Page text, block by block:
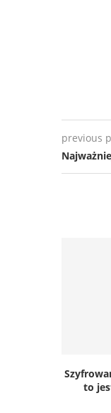
previous
to